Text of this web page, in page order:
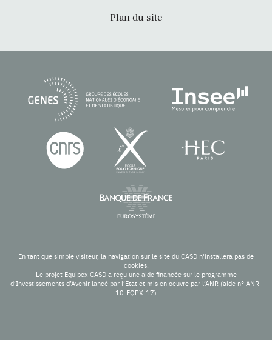
Plan du site
En tant que simple visiteur, la navigation sur le site du CASD n'installera pas de
cookies.
Le projet Equipex CASD a reçu une aide financée sur le programme
d’Investissements d’Avenir lancé par l’Etat et mis en oeuvre par l’ANR (aide n° ANR-
10-EQPX-17)